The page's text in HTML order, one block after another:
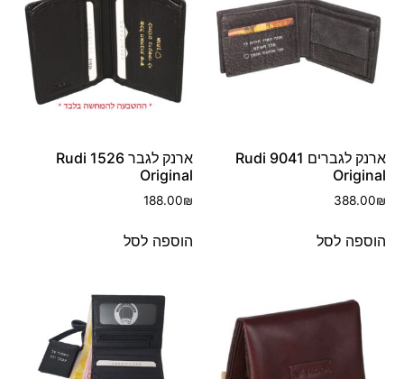
ארנק לגברים 9041 Rudi
Original
388.00₪
הוספה לסל
ארנק לגבר 1526 Rudi
Original
188.00₪
הוספה לסל